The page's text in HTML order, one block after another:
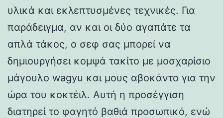
υλικά και εκλεπτυσμένες τεχνικές. Για
παράδειγμα, αν και οι δύο αγαπάτε τα
απλά τάκος, ο σεφ σας μπορεί να
δημιουργήσει κομψά τακίτο με μοσχαρίσιο
μάγουλο wagyu και μους αβοκάντο για την
ώρα του κοκτέιλ. Αυτή η προσέγγιση
διατηρεί το φαγητό βαθιά προσωπικό, ενώ